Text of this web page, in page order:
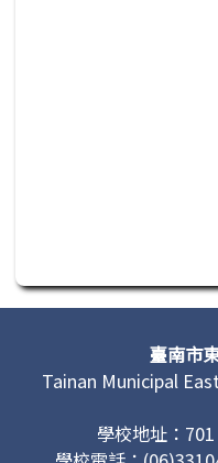
此為活動行程日曆，若
頁尾區域內容臺南市
Tainan Municipal
學校地址：